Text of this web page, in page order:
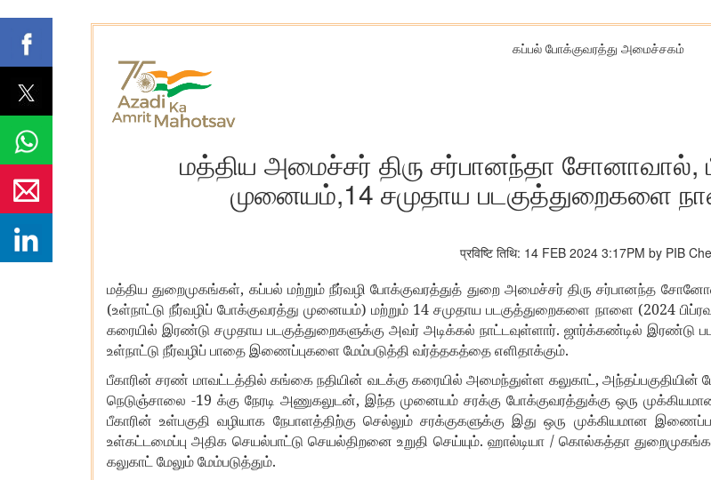
கப்பல் போக்குவரத்து அமைச்சகம்
மத்திய அமைச்சர் திரு சர்பானந்தா சோனாவால்,
முனையம்,14 சமுதாய படகுத்துறைகளை
प्रविष्टि तिथि: 14 FEB 2024 3:17PM by PIB
மத்திய துறைமுகங்கள், கப்பல் மற்றும் நீர்வழி போக்குவரத்துத் துறை அமைச்சர் திரு சர்பானந்த
(உள்நாட்டு நீர்வழிப் போக்குவரத்து முனையம்)மற்றும் 14சமுதாய படகுத்துறைகளை நாளை (2024
கரையில் இரண்டு சமுதாய படகுத்துறைகளுக்கு அவர் அடிக்கல் நாட்டவுள்ளார். ஜார்க்கண்டில் இரண்டு
உள்நாட்டு நீர்வழிப் பாதை இணைப்புகளை மேம்படுத்தி வர்த்தகத்தை எளிதாக்கும்.
பீகாரின் சரண் மாவட்டத்தில் கங்கை நதியின் வடக்கு கரையில் அமைந்துள்ள கலுகாட், அந்தப்பகுதியின்
நெடுஞ்சாலை -19 க்கு நேரடி அணுகலுடன், இந்த முனையம் சரக்கு போக்குவரத்துக்கு ஒரு
பீகாரின் உள்பகுதி வழியாக நேபாளத்திற்கு செல்லும் சரக்குகளுக்கு இது ஒரு முக்கியமான
உள்கட்டமைப்பு அதிக செயல்பாட்டு செயல்திறனை உறுதி செய்யும்.ஹால்டியா / கொல்கத்தா
கலுகாட் மேலும் மேம்படுத்தும்.